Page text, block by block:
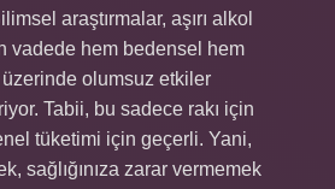
araştırmalar, aşırı alkol
vadede hem bedensel hem
olumsuz etkiler
Tabii, bu sadece rakı için
tüketimi için geçerli. Yani,
sağlığınıza zarar vermemek